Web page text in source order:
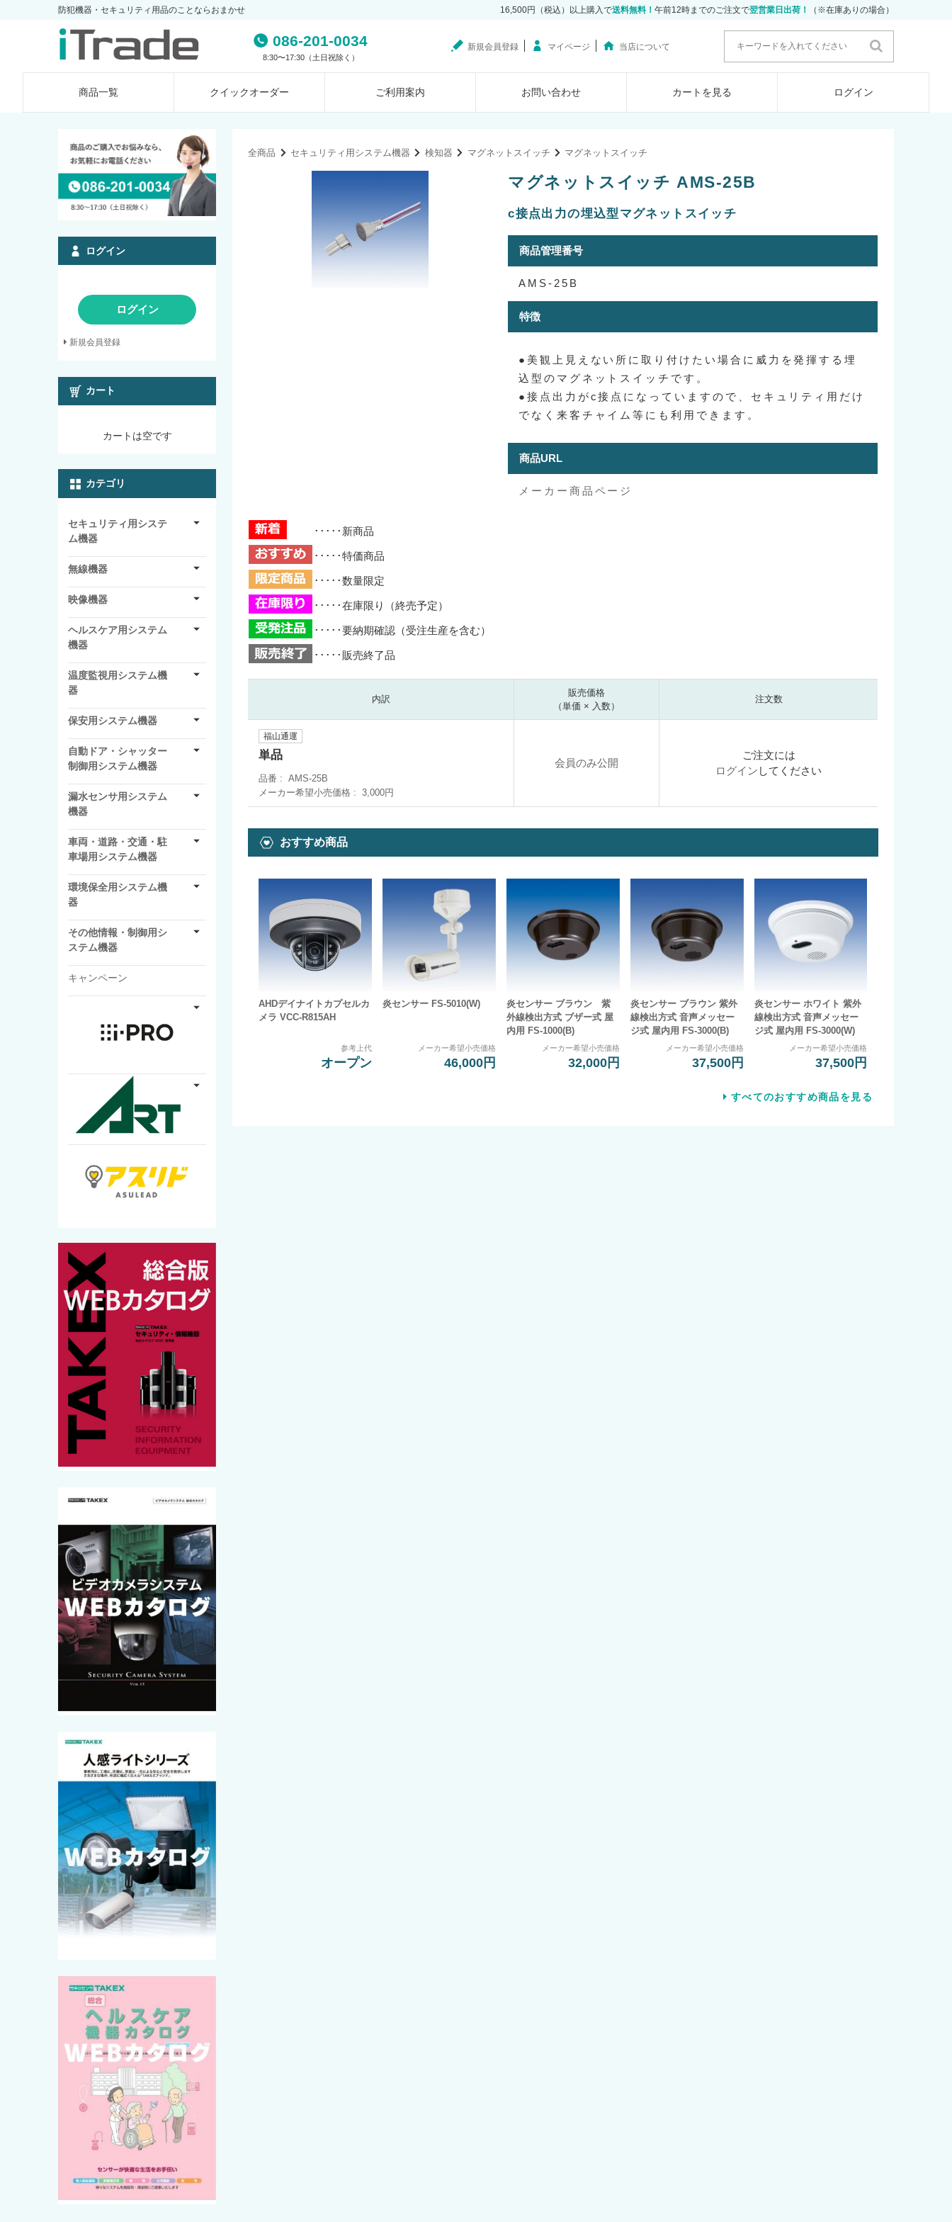
防犯機器・セキュリティ用品のことならおまかせ 16,500円（税込）以上購入で送料無料！ 午前12時までのご注文で翌営業日出荷！ （※在庫ありの場合）
086-201-0034
8:30〜17:30（土日祝除く）
新規会員登録 マイページ 当店について
商品一覧 クイックオーダー ご利用案内 お問い合わせ カートを見る ログイン
全商品 セキュリティ用システム機器 検知器 マグネットスイッチ マグネットスイッチ
マグネットスイッチ AMS-25B
c接点出力の埋込型マグネットスイッチ
商品管理番号
AMS-25B
特徴
●美観上見えない所に取り付けたい場合に威力を発揮する埋
込型のマグネットスイッチです。
●接点出力がc接点になっていますので、セキュリティ用だけ
でなく来客チャイム等にも利用できます。
商品URL
メーカー商品ページ
･････新商品
･････特価商品
･････数量限定
･････在庫限り（終売予定）
･････要納期確認（受注生産を含む）
･････販売終了品
内訳
販売価格
（単価 × 入数）
注文数
福山通運
単品
品番
AMS-25B
メーカー希望小売価格
3,000円
会員のみ公開
ご注文には
ログイン してください
おすすめ商品
AHDデイナイトカプセルカ
メラ VCC-R815AH
参考上代
オープン
炎センサー FS-5010(W)
メーカー希望小売価格
46,000円
炎センサー ブラウン 紫
外線検出方式 ブザー式 屋
内用 FS-1000(B)
メーカー希望小売価格
32,000円
炎センサー ブラウン 紫外
線検出方式 音声メッセー
ジ式 屋内用 FS-3000(B)
メーカー希望小売価格
37,500円
炎センサー ホワイト 紫外
線検出方式 音声メッセー
ジ式 屋内用 FS-3000(W)
メーカー希望小売価格
37,500円
すべてのおすすめ商品を見る
ログイン
ログイン
新規会員登録
カート
カートは空です
カテゴリ
セキュリティ用システ
ム機器
無線機器
映像機器
ヘルスケア用システム
機器
温度監視用システム機
器
保安用システム機器
自動ドア・シャッター
制御用システム機器
漏水センサ用システム
機器
車両・道路・交通・駐
車場用システム機器
環境保全用システム機
器
その他情報・制御用シ
ステム機器
キャンペーン